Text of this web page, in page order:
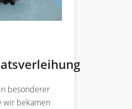
besonderer
wir bekamen